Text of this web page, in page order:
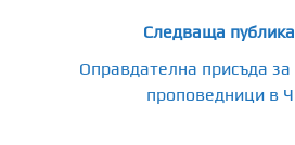
Следваща
Оправдателна присъда
проповедници в